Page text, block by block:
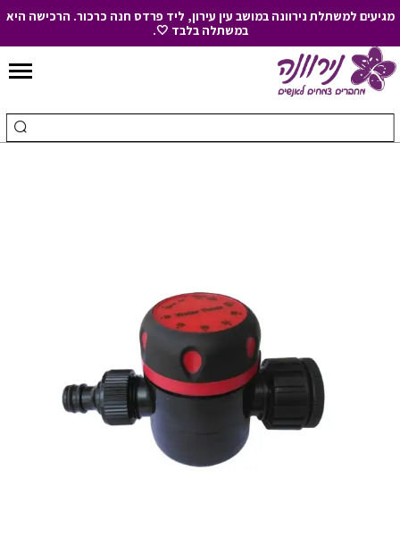
to
מגיעים למשתלת נירוונה במושב עין עירון, ליד פרדס חנה כרכור. הרכישה היא
במשתלה בלבד 🤍.